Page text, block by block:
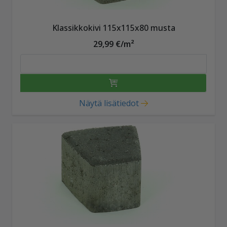
Klassikkokivi 115x115x80 musta
29,99 €/m²
Näytä lisätiedot